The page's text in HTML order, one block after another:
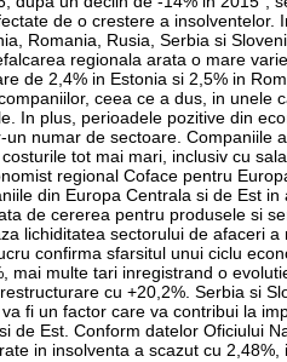
de o crestere a
Romania, Rusia, Serbia si
regionala arata o mare
de 2,4% in Estonia si 2,5% in
ceea ce a dus, in
In plus, perioadele pozitive din
numar de sectoare. Companiile
tot mai mari, inclusiv cu
regional Coface pentru
din Europa Centrala si de Est
de cererea pentru produsele si
lichiditatea sectorului de afaceri
confirma sfarsitul unui ciclu
mai multe tari inregistrand o
cu +20,2%. Serbia si
fi un factor care va contribui la
de Est. Conform datelor Oficiului
in insolventa a scazut cu